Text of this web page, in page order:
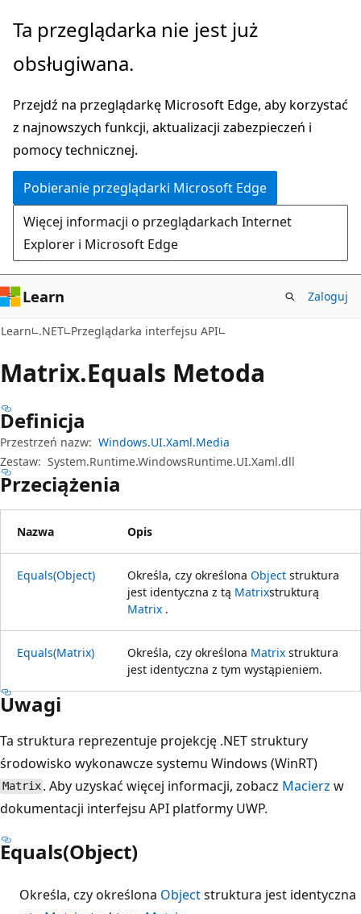
Przejdź
głównej
Przejdź
nawigacji
stronie
Ta przeglądarka nie jest już
obsługiwana.
Przejdź na przeglądarkę Microsoft Edge, aby korzystać
z najnowszych funkcji, aktualizacji zabezpieczeń i
pomocy technicznej.
Pobieranie przeglądarki Microsoft Edge
Więcej informacji o przeglądarkach Internet
Explorer i Microsoft Edge
Learn Zaloguj
Learn .NET Przeglądarka interfejsu API
Matrix.Equals Metoda
Definicja
Przestrzeń nazw: Windows.UI.Xaml.Media
Zestaw: System.Runtime.WindowsRuntime.UI.Xaml.dll
Przeciążenia
Nazwa Opis
Equals(Object) Określa, czy określona Object struktura
jest identyczna z tą Matrixstrukturą
Matrix .
Equals(Matrix) Określa, czy określona Matrix struktura
jest identyczna z tym wystąpieniem.
Uwagi
Ta struktura reprezentuje projekcję .NET struktury
środowisko wykonawcze systemu Windows (WinRT)
Matrix . Aby uzyskać więcej informacji, zobacz Macierz w
dokumentacji interfejsu API platformy UWP.
Equals(Object)
Określa, czy określona Objectstruktura jest identyczna